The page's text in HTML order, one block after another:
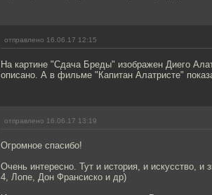
отправлено 16.06.17 12:15
На картине "Сдача Бреды" изображен Диего
описано. А в фильме "Капитан Алатристе"
отправлено 16.06.17 13:19
Огромное спасибо!
Очень интересно. Тут и история, и искусство, и
4, Лопе, Дон Франсиско и др)